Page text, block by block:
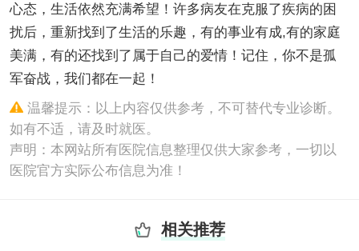
心态，生活依然充满希望！许多病友在克服了疾病的困
扰后，重新找到了生活的乐趣，有的事业有成,有的家庭
美满，有的还找到了属于自己的爱情！记住，你不是孤
军奋战，我们都在一起！
温馨提示：以上内容仅供参考，不可替代专业诊断。
如有不适，请及时就医。
声明：本网站所有医院信息整理仅供大家参考，一切以
医院官方实际公布信息为准！
相关推荐